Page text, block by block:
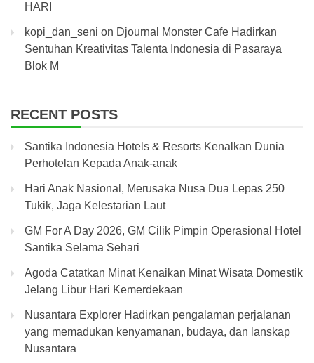
HARI
kopi_dan_seni on Djournal Monster Cafe Hadirkan
Sentuhan Kreativitas Talenta Indonesia di Pasaraya
Blok M
RECENT POSTS
Santika Indonesia Hotels & Resorts Kenalkan Dunia
Perhotelan Kepada Anak-anak
Hari Anak Nasional, Merusaka Nusa Dua Lepas 250
Tukik, Jaga Kelestarian Laut
GM For A Day 2026, GM Cilik Pimpin Operasional Hotel
Santika Selama Sehari
Agoda Catatkan Minat Kenaikan Minat Wisata Domestik
Jelang Libur Hari Kemerdekaan
Nusantara Explorer Hadirkan pengalaman perjalanan
yang memadukan kenyamanan, budaya, dan lanskap
Nusantara